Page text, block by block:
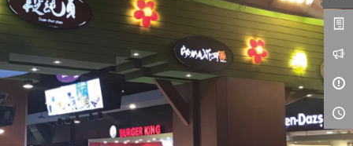
4DX
VR 演唱會
AD口述影像
LIVE演唱會